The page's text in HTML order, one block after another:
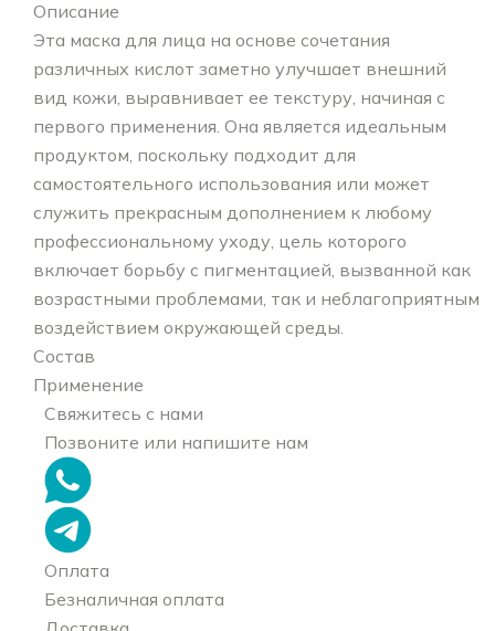
Описание
Эта маска для лица на основе сочетания
различных кислот заметно улучшает внешний
вид кожи, выравнивает ее текстуру, начиная с
первого применения. Она является идеальным
продуктом, поскольку подходит для
самостоятельного использования или может
служить прекрасным дополнением к любому
профессиональному уходу, цель которого
включает борьбу с пигментацией, вызванной как
возрастными проблемами, так и неблагоприятным
воздействием окружающей среды.
Состав
Применение
Свяжитесь с нами
Позвоните или напишите нам
Оплата
Безналичная оплата